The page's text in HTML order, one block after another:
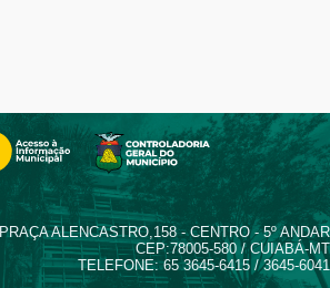
PRAÇA ALENCASTRO,158 - CENTRO - 5º ANDAR
CEP:78005-580 / CUIABÁ-MT
TELEFONE: 65 3645-6415 / 3645-6041